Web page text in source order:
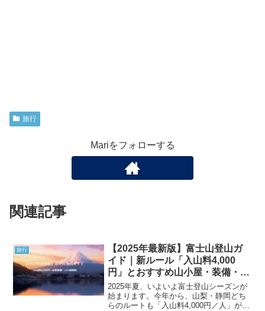
旅行
Mariをフォローする
関連記事
旅行
【2025年最新版】富士山登山ガ
イド｜新ルール「入山料4,000
円」とおすすめ山小屋・装備・ア
クセス徹底解説！
2025年夏、いよいよ富士登山シーズンが
始まります。今年から、山梨・静岡どち
らのルートも「入山料4,000円／人」が必